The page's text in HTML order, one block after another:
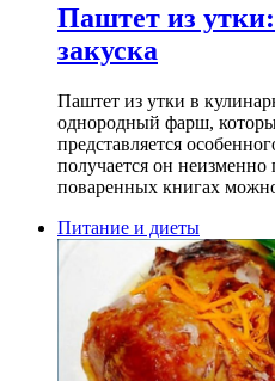
Паштет из
закуска
Паштет из утки в
однородный фарш,
представляется
получается он
поваренных книгах
Питание и диеты